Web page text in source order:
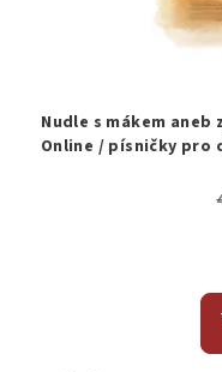
Nudle s mákem
Online / písničky pro